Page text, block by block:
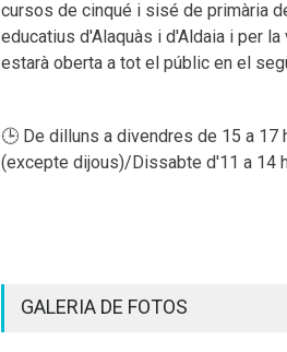
cursos de cinqué i sisé de primària
educatius d'Alaquàs i d'Aldaia i per la
estarà oberta a tot el públic en el
🕒 De dilluns a divendres de 15 a 17
(excepte dijous)/Dissabte d'11 a 14
GALERIA DE FOTOS